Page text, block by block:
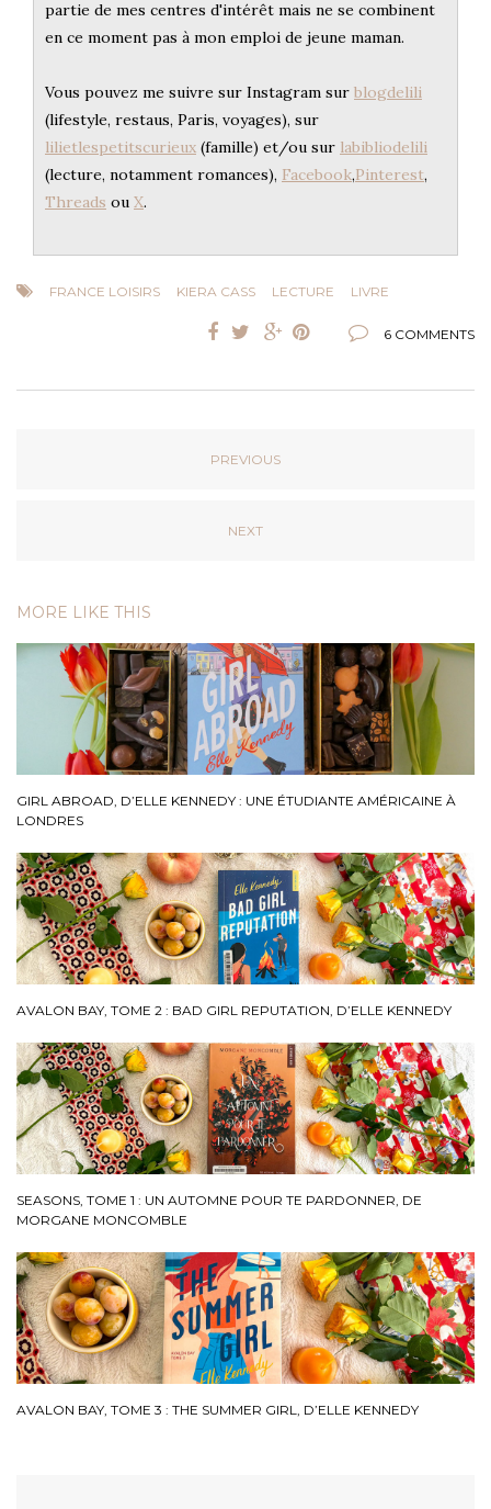
partie de mes centres d'intérêt mais ne se combinent
en ce moment pas à mon emploi de jeune maman.
Vous pouvez me suivre sur Instagram sur blogdelili
(lifestyle, restaus, Paris, voyages), sur
lilietlespetitscurieux (famille) et/ou sur labibliodelili
(lecture, notamment romances), Facebook,Pinterest,
Threads ou X.
FRANCE LOISIRS KIERA CASS LECTURE LIVRE
6 COMMENTS
PREVIOUS
NEXT
MORE LIKE THIS
GIRL ABROAD, D’ELLE KENNEDY : UNE ÉTUDIANTE AMÉRICAINE À
LONDRES
AVALON BAY, TOME 2 : BAD GIRL REPUTATION, D’ELLE KENNEDY
SEASONS, TOME 1 : UN AUTOMNE POUR TE PARDONNER, DE
MORGANE MONCOMBLE
AVALON BAY, TOME 3 : THE SUMMER GIRL, D’ELLE KENNEDY